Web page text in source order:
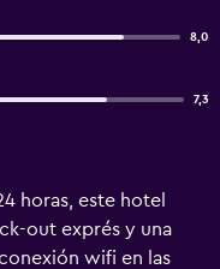
8,0
7,3
horas, este hotel
out exprés y una
wifi en las